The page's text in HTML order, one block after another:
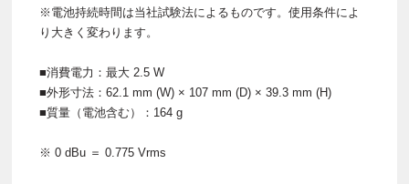
※電池持続時間は当社試験法によるものです。使用条件によ
り大きく変わります。
■消費電力：最大 2.5 W
■外形寸法：62.1 mm (W) × 107 mm (D) × 39.3 mm (H)
■質量（電池含む）：164 g
※ 0 dBu ＝ 0.775 Vrms